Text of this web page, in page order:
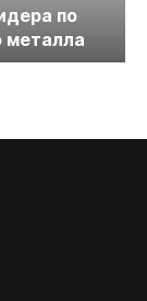
по
металла